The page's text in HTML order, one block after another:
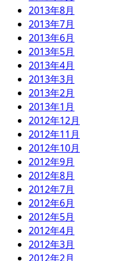
2013年8月
2013年7月
2013年6月
2013年5月
2013年4月
2013年3月
2013年2月
2013年1月
2012年12月
2012年11月
2012年10月
2012年9月
2012年8月
2012年7月
2012年6月
2012年5月
2012年4月
2012年3月
2012年2月